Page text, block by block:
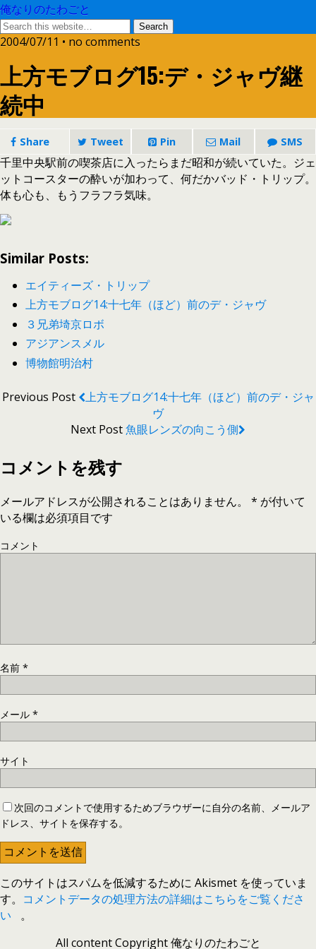
俺なりのたわごと
2004/07/11 • no comments
上方モブログ15:デ・ジャヴ継
続中
Share Tweet Pin Mail SMS
千里中央駅前の喫茶店に入ったらまだ昭和が続いていた。ジェ
ットコースターの酔いが加わって、何だかバッド・トリップ。
体も心も、もうフラフラ気味。
Similar Posts:
エイティーズ・トリップ
上方モブログ14:十七年（ほど）前のデ・ジャヴ
３兄弟埼京ロボ
アジアンスメル
博物館明治村
Previous Post
上方モブログ14:十七年（ほど）前のデ・ジャ
ヴ
Next Post魚眼レンズの向こう側
コメントを残す
メールアドレスが公開されることはありません。 * が付いて
いる欄は必須項目です
コメント
名前 *
メール *
サイト
次回のコメントで使用するためブラウザーに自分の名前、メールア
ドレス、サイトを保存する。
このサイトはスパムを低減するために Akismet を使っていま
す。 コメントデータの処理方法の詳細はこちらをご覧くださ
い
。
All content Copyright 俺なりのたわごと